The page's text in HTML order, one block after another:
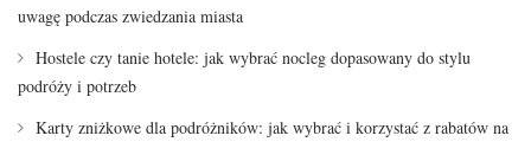
uwagę podczas zwiedzania miasta
Hostele czy tanie hotele: jak wybrać nocleg dopasowany do stylu
podróży i potrzeb
Karty zniżkowe dla podróżników: jak wybrać i korzystać z rabatów na